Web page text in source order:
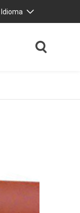
Idioma